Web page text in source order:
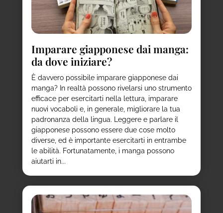
Imparare giapponese dai manga:
da dove iniziare?
È davvero possibile imparare giapponese dai
manga? In realtà possono rivelarsi uno strumento
efficace per esercitarti nella lettura, imparare
nuovi vocaboli e, in generale, migliorare la tua
padronanza della lingua. Leggere e parlare il
giapponese possono essere due cose molto
diverse, ed è importante esercitarti in entrambe
le abilità. Fortunatamente, i manga possono
aiutarti in...